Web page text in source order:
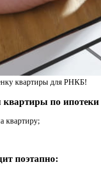
квартиры для РНКБ!
квартиры по
квартиру;
поэтапно: